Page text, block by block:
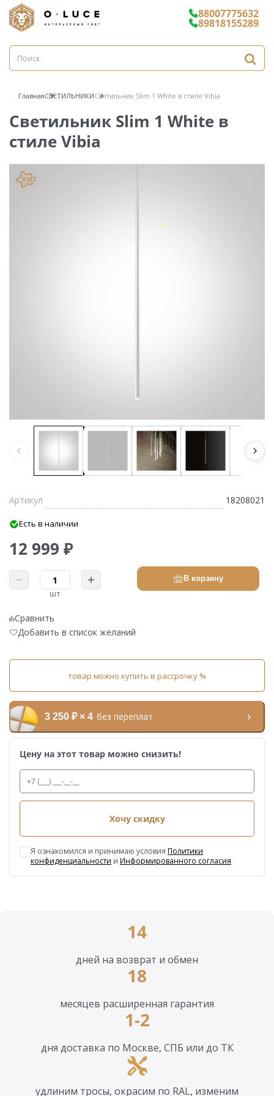
88007775632
89818155289
ГлавнаяСВЕТИЛЬНИКИСветильник Slim 1 White в стиле Vibia
Светильник Slim 1 White в
стиле Vibia
Артикул 18208021
Есть в наличии
12 999 ₽
шт
В корзину
Сравнить
Добавить в список желаний
товар можно купить в рассрочку %
3 250 ₽ × 4 без переплат
Цену на этот товар можно снизить!
Хочу скидку
Я ознакомился и принимаю условия Политики
конфиденциальности и Информированного согласия
14
дней на возврат и обмен
18
месяцев расширенная гарантия
1-2
дня доставка по Москве, СПБ или до ТК
удлиним тросы, окрасим по RAL, изменим